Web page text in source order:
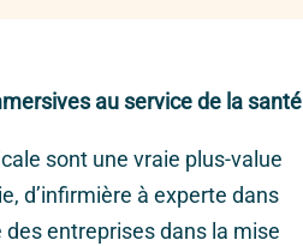
au service de la santé
sont une vraie plus-value
d’infirmière à experte dans
entreprises dans la mise